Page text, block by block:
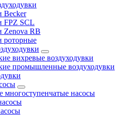
Becker
FPZ SCL
Zenova RB
роторные
вихревые воздуходувки
промышленные воздуходувки
многоступенчатые насосы